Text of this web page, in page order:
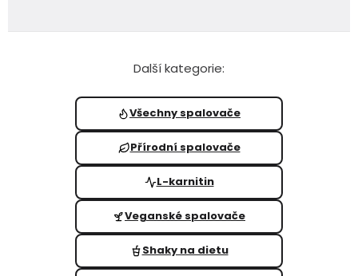
Další kategorie:
Všechny spalovače
Přírodní spalovače
L-karnitin
Veganské spalovače
Shaky na dietu